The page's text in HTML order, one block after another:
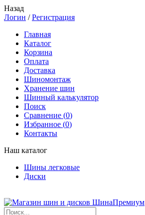
Назад
Логин /Регистрация
Главная
Каталог
Корзина
Оплата
Доставка
Шиномонтаж
Хранение шин
Шинный калькулятор
Поиск
Сравнение (0)
Избранное (0)
Контакты
Наш каталог
Шины легковые
Диски